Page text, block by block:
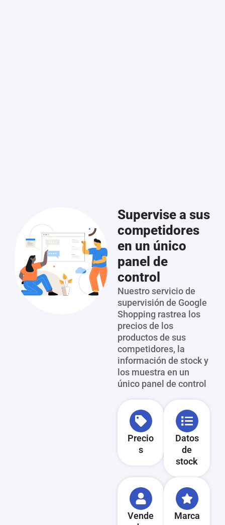
Supervise a sus
competidores
en un único
panel de
control
Nuestro servicio de
supervisión de Google
Shopping rastrea los
precios de los
productos de sus
competidores, la
información de stock y
los muestra en un
único panel de control
Precio
s
Datos
de
stock
Vende
Marca